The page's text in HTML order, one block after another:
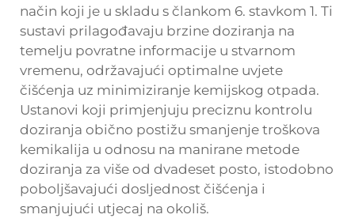
način koji je u skladu s člankom 6. stavkom 1. Ti
sustavi prilagođavaju brzine doziranja na
temelju povratne informacije u stvarnom
vremenu, održavajući optimalne uvjete
čišćenja uz minimiziranje kemijskog otpada.
Ustanovi koji primjenjuju preciznu kontrolu
doziranja obično postižu smanjenje troškova
kemikalija u odnosu na manirane metode
doziranja za više od dvadeset posto, istodobno
poboljšavajući dosljednost čišćenja i
smanjujući utjecaj na okoliš.